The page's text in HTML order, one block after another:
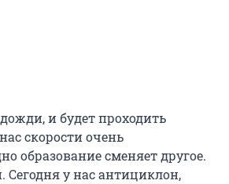
и будет проходить
скорости очень
образование сменяет другое.
Сегодня у нас антициклон,